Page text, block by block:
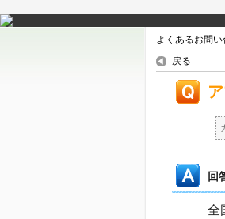
よくあるお問い
戻る
回
全